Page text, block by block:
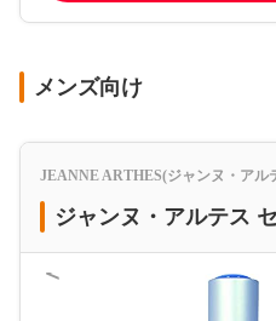
メンズ向け
JEANNE ARTHES(ジャンヌ・アル
ジャンヌ・アルテス
＜